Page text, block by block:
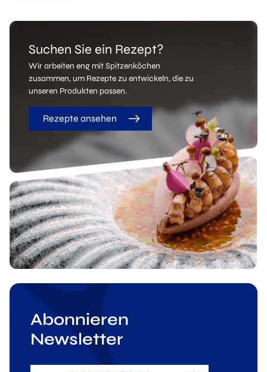
Suchen Sie ein Rezept?
Wir arbeiten eng mit Spitzenköchen
zusammen, um Rezepte zu entwickeln, die zu
unseren Produkten passen.
Rezepte ansehen
Abonnieren
Newsletter